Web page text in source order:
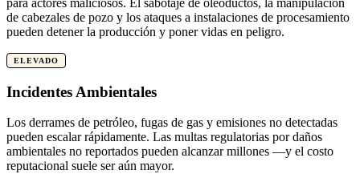
de cabezales de pozo y los ataques a instalaciones de procesamiento
pueden detener la producción y poner vidas en peligro.
ELEVADO
Incidentes Ambientales
Los derrames de petróleo, fugas de gas y emisiones no detectadas
pueden escalar rápidamente. Las multas regulatorias por daños
ambientales no reportados pueden alcanzar millones —y el costo
reputacional suele ser aún mayor.